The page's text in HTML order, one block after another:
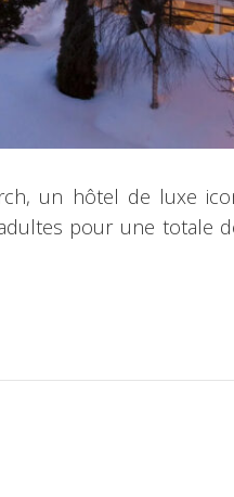
un hôtel de luxe
pour une totale